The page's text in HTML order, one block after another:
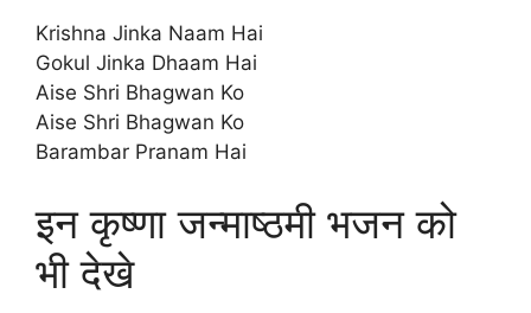
Krishna Jinka Naam Hai
Gokul Jinka Dhaam Hai
Aise Shri Bhagwan Ko
Aise Shri Bhagwan Ko
Barambar Pranam Hai
इन कृष्णा जन्माष्ठमी भजन को
भी देखे